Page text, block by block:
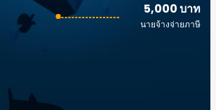
5,000 บาท
นายจ้างจ่ายภาษี